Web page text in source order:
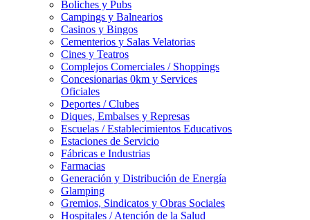
Boliches y Pubs
Campings y Balnearios
Casinos y Bingos
Cementerios y Salas Velatorias
Cines y Teatros
Complejos Comerciales / Shoppings
Concesionarias 0km y Services
Oficiales
Deportes / Clubes
Diques, Embalses y Represas
Escuelas / Establecimientos Educativos
Estaciones de Servicio
Fábricas e Industrias
Farmacias
Generación y Distribución de Energía
Glamping
Gremios, Sindicatos y Obras Sociales
Hospitales / Atención de la Salud